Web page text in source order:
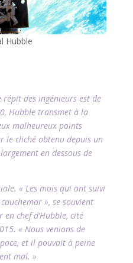
Hubble
répit des ingénieurs est de
Hubble transmet à la
malheureux points
le cliché obtenu depuis un
en dessous de
« Les mois qui ont suivi
», se souvient
chef d’Hubble, cité
« Nous venions de
et il pouvait à peine
mal. »